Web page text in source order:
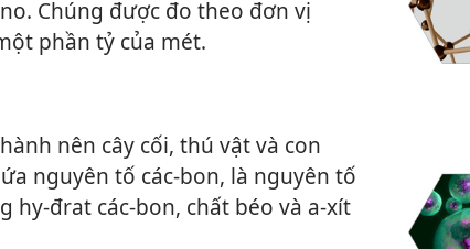
Chúng được đo theo đơn vị
phần tỷ của mét.
nên cây cối, thú vật và con
nguyên tố các-bon, là nguyên tố
hy-đrat các-bon, chất béo và a-xít